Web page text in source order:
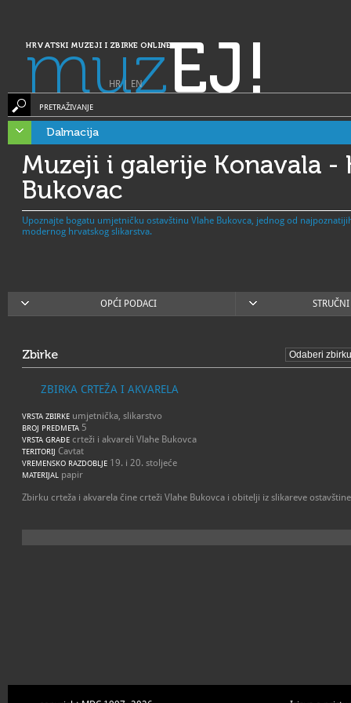
HRVATSKI MUZEJI I ZBIRKE ONLINE
muzEJ!
HR| EN
PRETRAŽIVANJE
Dalmacija
Muzeji i galerije Konavala -
Bukovac
Upoznajte bogatu umjetničku ostavštinu Vlahe Bukovca, jednog od
modernog hrvatskog slikarstva.
OPĆI PODACI
Zbirke
ZBIRKA CRTEŽA I AKVARELA
VRSTA ZBIRKE umjetnička, slikarstvo
BROJ PREDMETA 5
VRSTA GRAĐE crteži i akvareli Vlahe Bukovca
TERITORIJ Cavtat
VREMENSKO RAZDOBLJE 19. i 20. stoljeće
MATERIJAL papir
Zbirku crteža i akvarela čine crteži Vlahe Bukovca i obitelji iz slikareve